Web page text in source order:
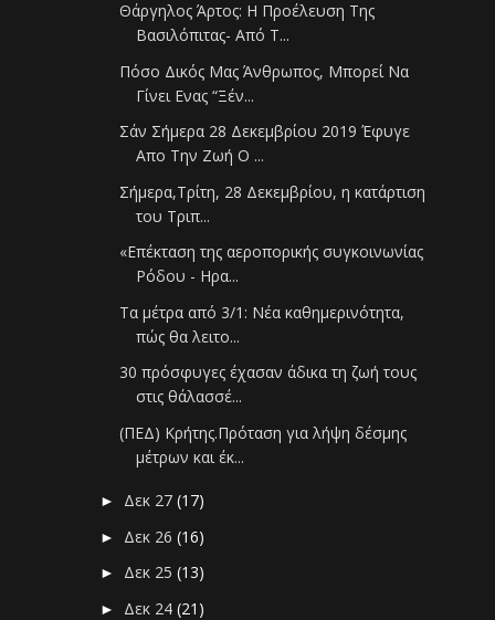
Θάργηλος Άρτος: Η Προέλευση Της
Βασιλόπιτας- Από Τ...
Πόσο Δικός Μας Άνθρωπος, Μπορεί Να
Γίνει Ενας “Ξέν...
Σάν Σήμερα 28 Δεκεμβρίου 2019 Έφυγε
Απο Την Ζωή Ο ...
Σήμερα,Τρίτη, 28 Δεκεμβρίου, η κατάρτιση
του Τριπ...
«Επέκταση της αεροπορικής συγκοινωνίας
Ρόδου - Ηρα...
Τα μέτρα από 3/1: Νέα καθημερινότητα,
πώς θα λειτο...
30 πρόσφυγες έχασαν άδικα τη ζωή τους
στις θάλασσέ...
(ΠΕΔ) Κρήτης.Πρόταση για λήψη δέσμης
μέτρων και έκ...
► Δεκ 27(17)
► Δεκ 26(16)
► Δεκ 25(13)
► Δεκ 24(21)